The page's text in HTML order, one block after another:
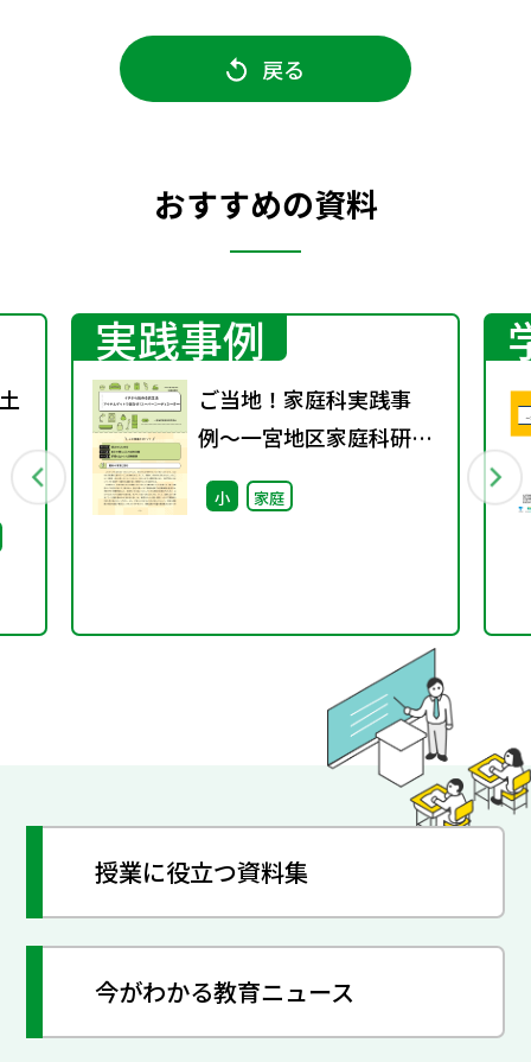
戻る
おすすめの資料
実践事例
ご当地！家庭科実践事
例〜一宮地区家庭科研究
部会（愛知県）～
小 家庭
授業に役立つ資料集
今がわかる教育ニュース